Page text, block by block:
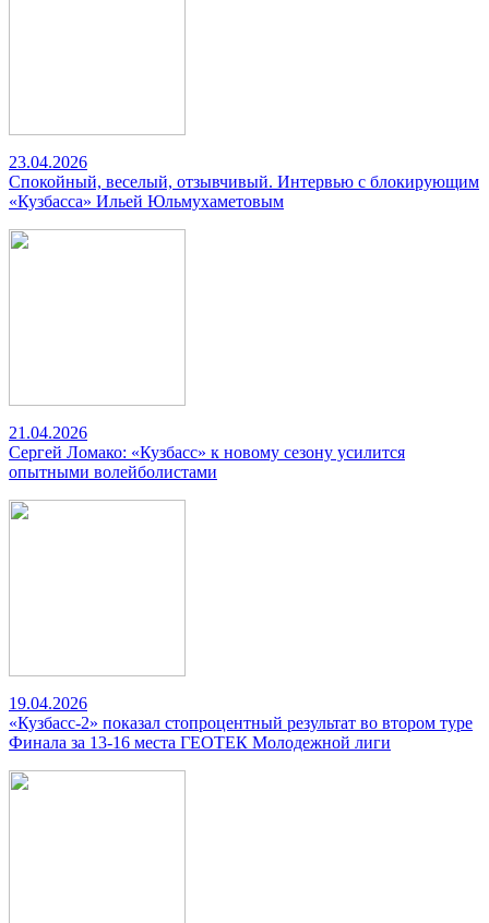
23.04.2026
Спокойный, веселый, отзывчивый. Интервью с блокирующим
«Кузбасса» Ильей Юльмухаметовым
21.04.2026
Сергей Ломако: «Кузбасс» к новому сезону усилится
опытными волейболистами
19.04.2026
«Кузбасс-2» показал стопроцентный результат во втором туре
Финала за 13-16 места ГЕОТЕК Молодежной лиги